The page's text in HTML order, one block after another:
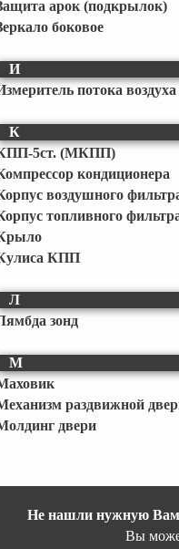
арок (подкрылок)
боковое
И
потока
К
5ст. (МКПП)
кондиционера
воздушного
топливного
КПП
Л
зонд
М
раздвижной
двери
Не нашли нужную Вам
Вы